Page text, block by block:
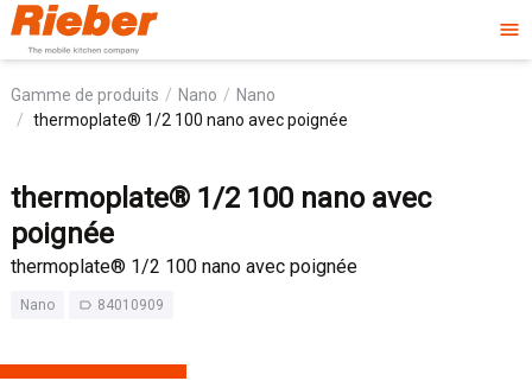
menu
Gamme de produits Nano
Nano
thermoplate® 1/2 100 nano avec poignée
thermoplate® 1/2 100 nano avec
poignée
thermoplate® 1/2 100 nano avec poignée
Nano label_outline 84010909